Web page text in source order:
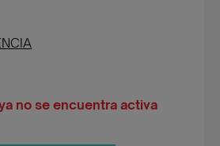
no se encuentra activa